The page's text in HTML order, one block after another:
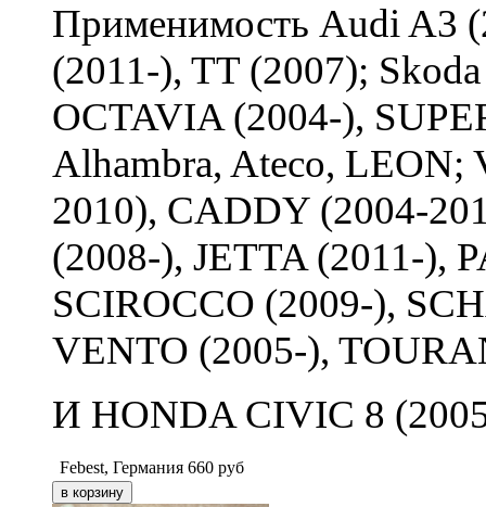
Применимость Audi A3
(2011-), TT (2007);
OCTAVIA (2004-),
Alhambra, Ateco, LEON;
2010), CADDY (2004-
(2008-), JETTA (2011-),
SCIROCCO (2009-),
VENTO (2005-),
И HONDA CIVIC 8
Febest, Германия 660 руб